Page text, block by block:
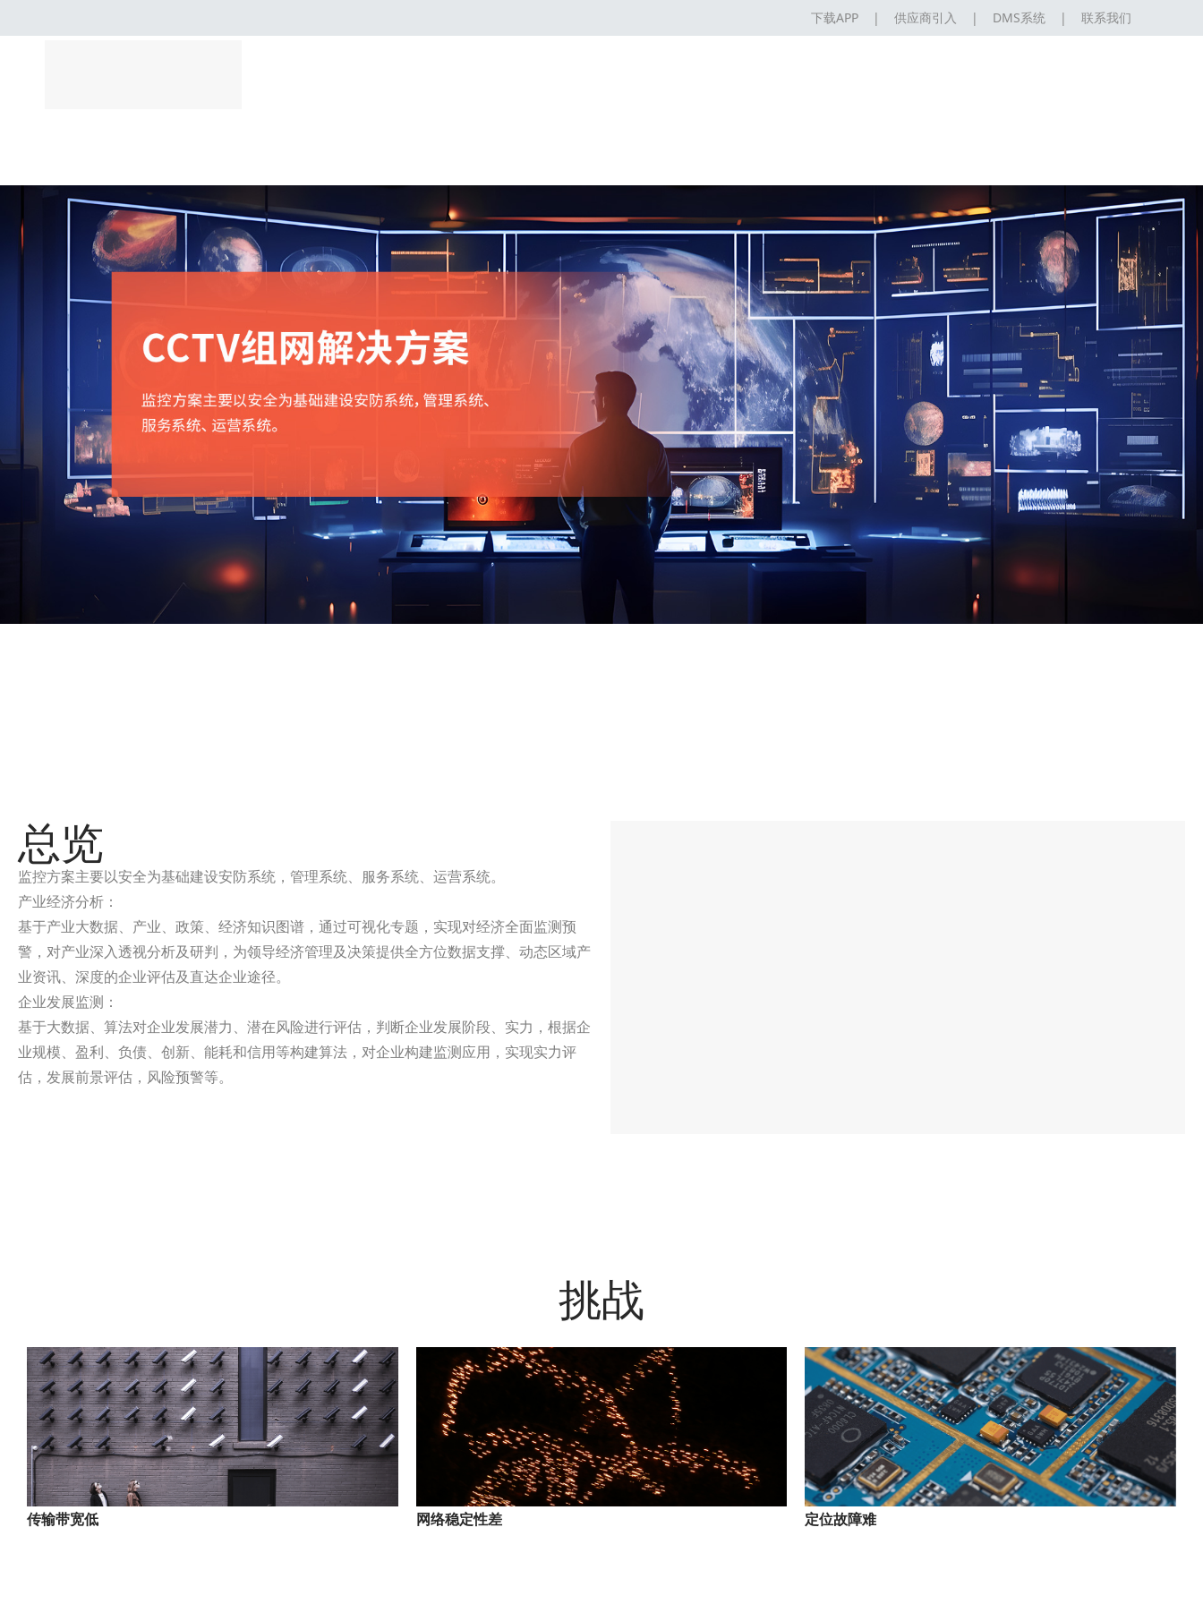
下载APP | 供应商引入 | DMS系统 | 联系我们
总览
监控方案主要以安全为基础建设安防系统，管理系统、服务系统、运营系统。
产业经济分析：
基于产业大数据、产业、政策、经济知识图谱，通过可视化专题，实现对经济全面监测预
警，对产业深入透视分析及研判，为领导经济管理及决策提供全方位数据支撑、动态区域产
业资讯、深度的企业评估及直达企业途径。
企业发展监测：
基于大数据、算法对企业发展潜力、潜在风险进行评估，判断企业发展阶段、实力，根据企
业规模、盈利、负债、创新、能耗和信用等构建算法，对企业构建监测应用，实现实力评
估，发展前景评估，风险预警等。
挑战
传输带宽低 网络稳定性差 定位故障难